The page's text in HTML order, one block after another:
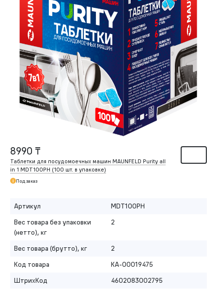
8990 ₸
Таблетки для посудомоечных машин MAUNFELD Purity all
in 1 MDT100PH (100 шт. в упаковке)
Под заказ
Артикул
MDT100PH
Вес товара без упаковки
(нетто), кг
2
Вес товара (брутто), кг
2
Код товара
КА-00019475
ШтрихКод
4602083002795